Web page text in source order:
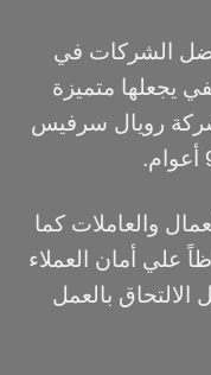
الشركات في
يجعلها متميزة
رويال سرفيس
والعاملات كما
علي أمان العملاء
بالعمل